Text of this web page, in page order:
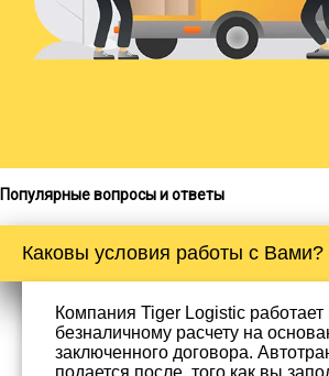
Популярные вопросы и ответы
Каковы условия работы с Вами?
Компания Tiger Logistic работает
безналичному расчету на
заключенного договора.
подается после, того как вы